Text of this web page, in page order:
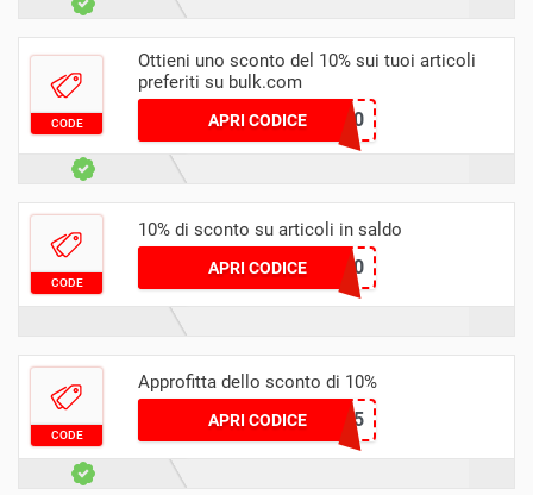
CODE
Ottieni uno sconto del 10% sui tuoi articoli
preferiti su bulk.com
APRI CODICEDROPOFF10
CODE
10% di sconto su articoli in saldo
APRI CODICEJAN10
CODE
Approfitta dello sconto di 10%
APRI CODICE
JOSEPHINE45